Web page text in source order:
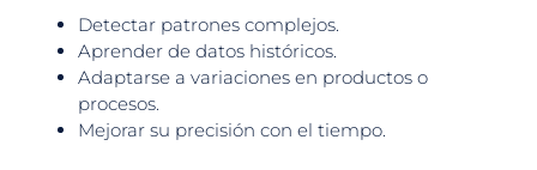
Detectar patrones complejos.
Aprender de datos históricos.
Adaptarse a variaciones en productos o
procesos.
Mejorar su precisión con el tiempo.